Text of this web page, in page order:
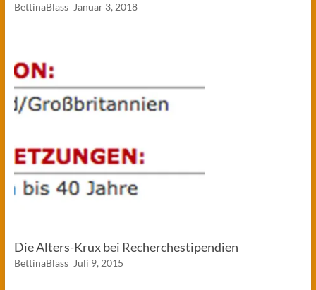
BettinaBlass Januar 3, 2018
Die Alters-Krux bei Recherchestipendien
BettinaBlass Juli 9, 2015